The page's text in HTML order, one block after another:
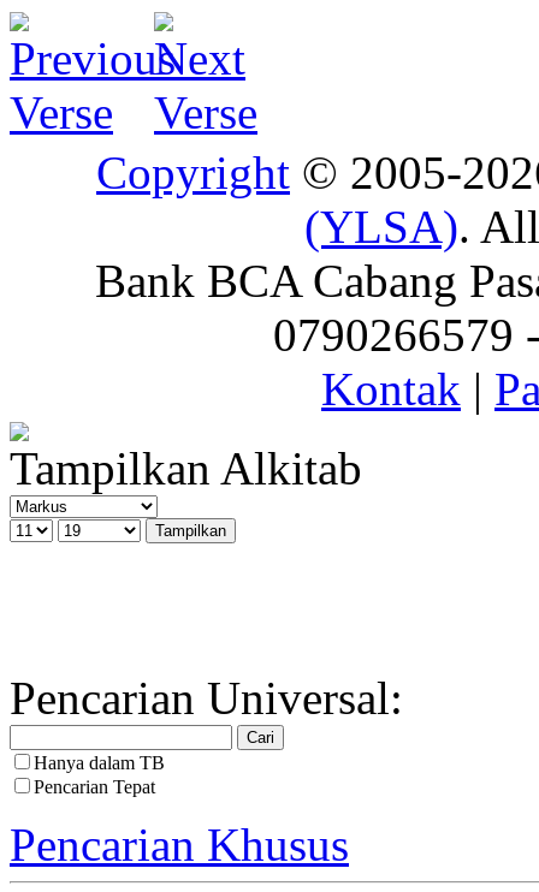
Copyright © 2005-
(YLSA).
Bank BCA Cabang
0790266579
Kontak |
Tampilkan Alkitab
Pencarian Universal:
Hanya dalam TB
Pencarian Tepat
Pencarian Khusus